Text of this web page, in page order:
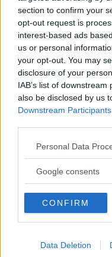
section to confirm your
opt-out request is
interest-based ads
us or personal
your opt-out. You may
disclosure of your
IAB’s list of
also be disclosed by us
Downstream Participants
Please note that this
not limited to your visit
use your data for below
consent section.
Personal Data
Google consents
CONFIRM
Data Deletion
4: Till